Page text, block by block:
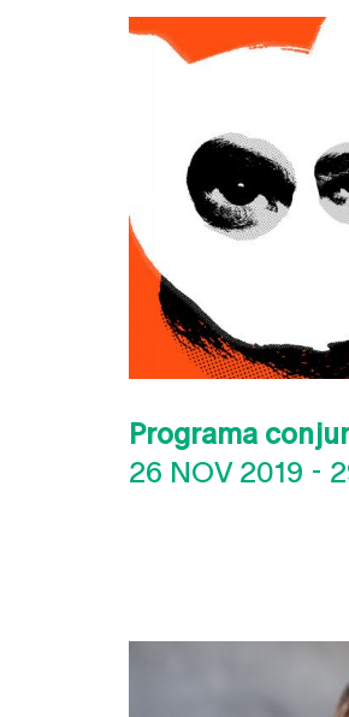
Programa
26 NOV 2019 -